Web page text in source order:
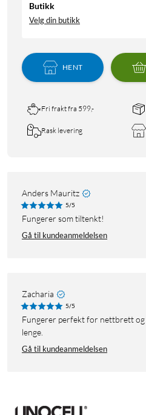
Butikk
Velg din butikk
HENT
Fri frakt fra 599,-
Rask levering
Anders Mauritz
5/5
Fungerer som tiltenkt!
Gå til kundeanmeldelsen
Zacharia
5/5
Fungerer perfekt for nettbrett og datamaskin. Batteriet varer
lenge.
Gå til kundeanmeldelsen